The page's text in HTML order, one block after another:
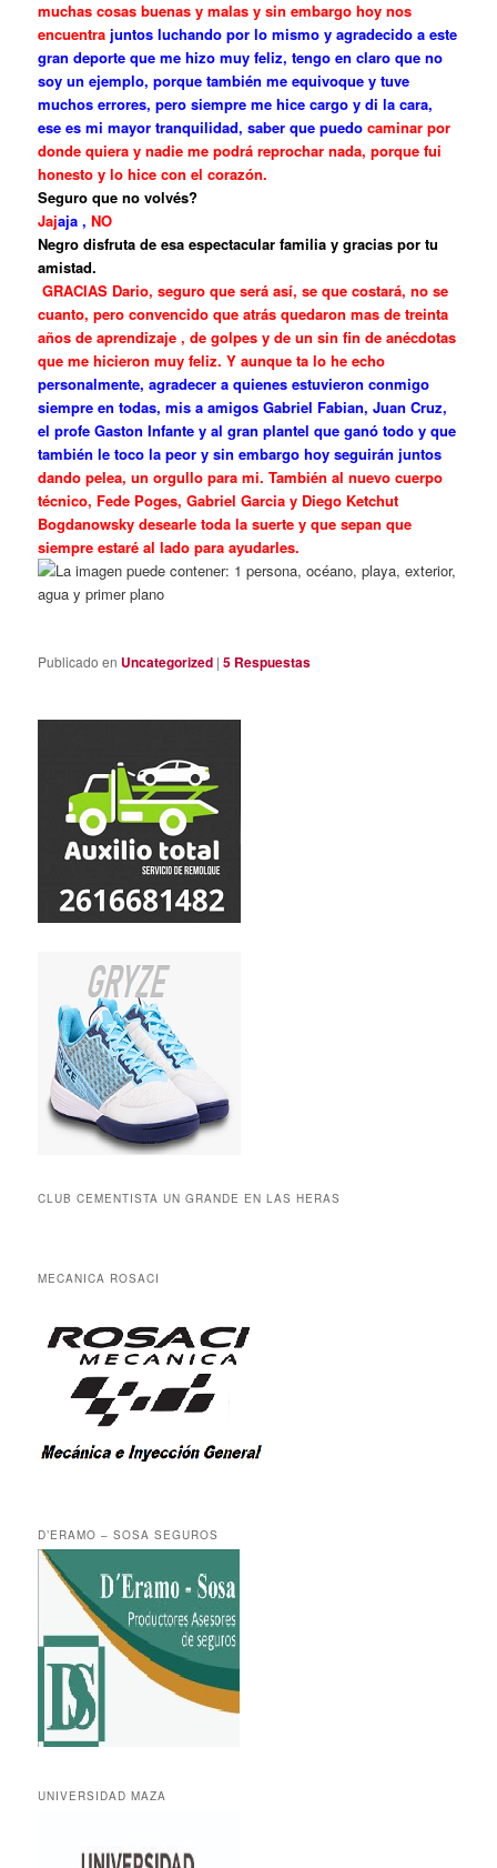
muchas cosas buenas y malas y sin embargo hoy nos
encuentra juntos luchando por lo mismo y agradecido a este
gran deporte que me hizo muy feliz, tengo en claro que no
soy un ejemplo, porque también me equivoque y tuve
muchos errores, pero siempre me hice cargo y di la cara,
ese es mi mayor tranquilidad, saber que puedo caminar por
donde quiera y nadie me podrá reprochar nada, porque fui
honesto y lo hice con el corazón.
Seguro que no volvés?
Jajaja , NO
Negro disfruta de esa espectacular familia y gracias por tu
amistad.
GRACIAS Dario, seguro que será así, se que costará, no se
cuanto, pero convencido que atrás quedaron mas de treinta
años de aprendizaje , de golpes y de un sin fin de anécdotas
que me hicieron muy feliz. Y aunque ta lo he echo
personalmente, agradecer a quienes estuvieron conmigo
siempre en todas, mis a amigos Gabriel Fabian, Juan Cruz,
el profe Gaston Infante y al gran plantel que ganó todo y que
también le toco la peor y sin embargo hoy seguirán juntos
dando pelea, un orgullo para mi. También al nuevo cuerpo
técnico, Fede Poges, Gabriel Garcia y Diego Ketchut
Bogdanowsky desearle toda la suerte y que sepan que
siempre estaré al lado para ayudarles.
Publicado en Uncategorized |5 Respuestas
CLUB CEMENTISTA UN GRANDE EN LAS HERAS
MECANICA ROSACI
D’ERAMO – SOSA SEGUROS
UNIVERSIDAD MAZA